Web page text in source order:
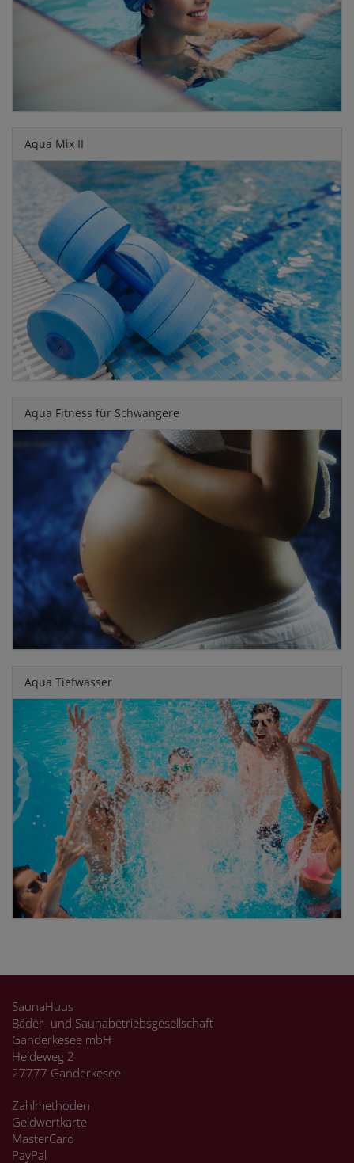
Aqua Mix II
Aqua Fitness für Schwangere
Aqua Tiefwasser
SaunaHuus
Bäder- und Saunabetriebsgesellschaft
Ganderkesee mbH
Heideweg 2
27777 Ganderkesee
Zahlmethoden
Geldwertkarte
MasterCard
PayPal